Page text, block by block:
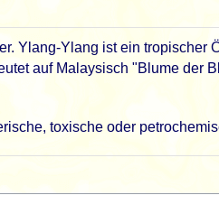
Ylang-Ylang ist ein tropischer
auf Malaysisch "Blume der
toxische oder